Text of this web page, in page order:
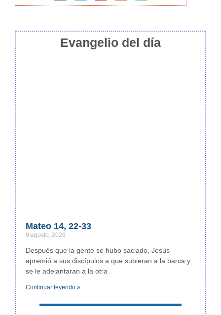
Evangelio del día
Mateo 14, 22-33
9 agosto, 2026
Después que la gente se hubo saciado, Jesús
apremió a sus discípulos a que subieran a la barca y
se le adelantaran a la otra
Continuar leyendo »